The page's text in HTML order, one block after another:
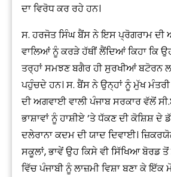
ਦਾ ਵਿਰੋਧ ਕਰ ਰਹੇ ਹਨ।
ਸ. ਹਰਜੋਤ ਸਿੰਘ ਬੈਂਸ ਨੇ ਇਸ ਪ੍ਰੋਗਰਾਮ ਦੀ
ਵਾਲਿਆਂ ਨੂੰ ਕਰੜੇ ਹੱਥੀਂ ਲੈਂਦਿਆਂ ਕਿਹਾ ਕਿ
ਤਰ੍ਹਾਂ ਸਮਝਣ ਬਗੈਰ ਹੀ ਸੁਰਖੀਆਂ ਬਟੋਰਨ
ਪਹੁੰਚਦੇ ਹਨ। ਸ. ਬੈਂਸ ਨੇ ਉਨ੍ਹਾਂ ਨੂੰ ਮੁੱਖ
ਦੀ ਅਗਵਾਈ ਵਾਲੀ ਪੰਜਾਬ ਸਰਕਾਰ ਵੱਲੋਂ
ਭਾਸ਼ਾਵਾਂ ਨੂੰ ਹਾਸ਼ੀਏ ’ਤੇ ਧੱਕਣ ਦੀ ਕੋਸ਼ਿਸ਼ ਦੇ
ਦਲੇਰਾਨਾ ਕਦਮ ਦੀ ਯਾਦ ਦਿਵਾਈ।
ਸਕੂਲਾਂ, ਭਾਵੇਂ ਉਹ ਕਿਸੇ ਵੀ ਸਿੱਖਿਆ ਬੋਰਡ ਤੋਂ
ਵਿੱਚ ਪੰਜਾਬੀ ਨੂੰ ਲਾਜ਼ਮੀ ਵਿਸ਼ਾ ਬਣਾ ਕੇ